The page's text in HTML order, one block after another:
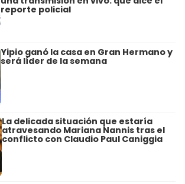
reporte policial
Yipio ganó la casa en Gran Hermano y
será líder de la semana
La delicada situación que estaría
atravesando Mariana Nannis tras el
conflicto con Claudio Paul Caniggia